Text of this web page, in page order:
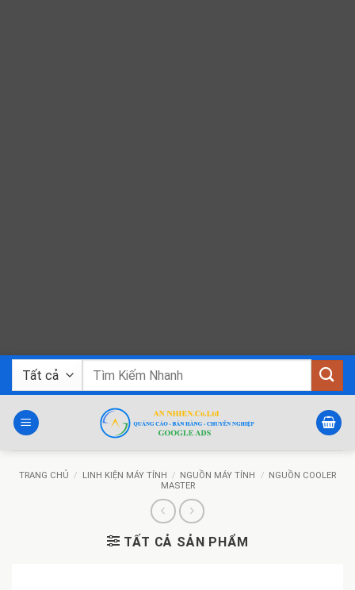
Bỏ
dung
Tìm
TRANG CHỦ / LINH KIỆN MÁY TÍNH / NGUỒN MÁY TÍNH /
NGUỒN COOLER
MASTER
TẤT CẢ SẢN PHẨM